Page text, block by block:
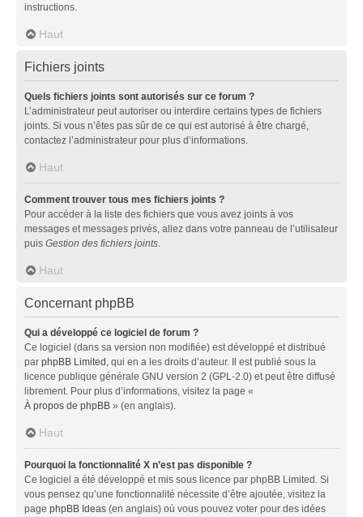
instructions.
Haut
Fichiers joints
Quels fichiers joints sont autorisés sur ce forum ?
L’administrateur peut autoriser ou interdire certains types de fichiers
joints. Si vous n’êtes pas sûr de ce qui est autorisé à être chargé,
contactez l’administrateur pour plus d’informations.
Haut
Comment trouver tous mes fichiers joints ?
Pour accéder à la liste des fichiers que vous avez joints à vos
messages et messages privés, allez dans votre panneau de l’utilisateur
puis Gestion des fichiers joints.
Haut
Concernant phpBB
Qui a développé ce logiciel de forum ?
Ce logiciel (dans sa version non modifiée) est développé et distribué
par phpBB Limited, qui en a les droits d’auteur. Il est publié sous la
licence publique générale GNU version 2 (GPL-2.0) et peut être diffusé
librement. Pour plus d’informations, visitez la page «
À propos de phpBB » (en anglais).
Haut
Pourquoi la fonctionnalité X n’est pas disponible ?
Ce logiciel a été développé et mis sous licence par phpBB Limited. Si
vous pensez qu’une fonctionnalité nécessite d’être ajoutée, visitez la
page phpBB Ideas (en anglais) où vous pouvez voter pour des idées